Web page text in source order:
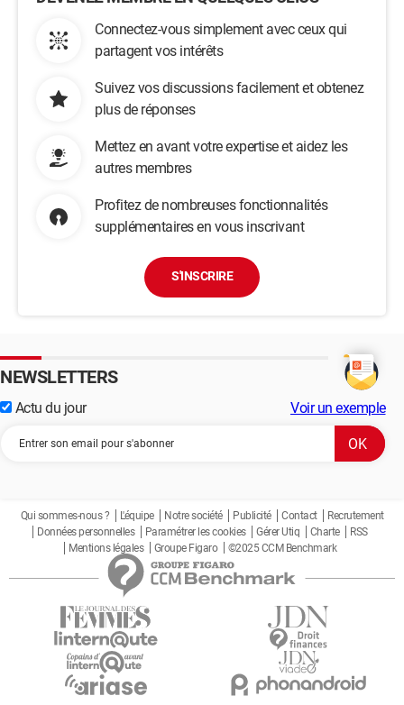
Connectez-vous simplement avec ceux qui
partagent vos intérêts
Suivez vos discussions facilement et obtenez
plus de réponses
Mettez en avant votre expertise et aidez les
autres membres
Profitez de nombreuses fonctionnalités
supplémentaires en vous inscrivant
S'INSCRIRE
NEWSLETTERS
Actu du jour Voir un exemple
Qui sommes-nous ? L'équipe Notre société Publicité Contact
Recrutement
Données personnelles
Paramétrer les cookies Gérer Utiq Charte
RSS
Mentions légales
Groupe Figaro ©2025 CCM Benchmark